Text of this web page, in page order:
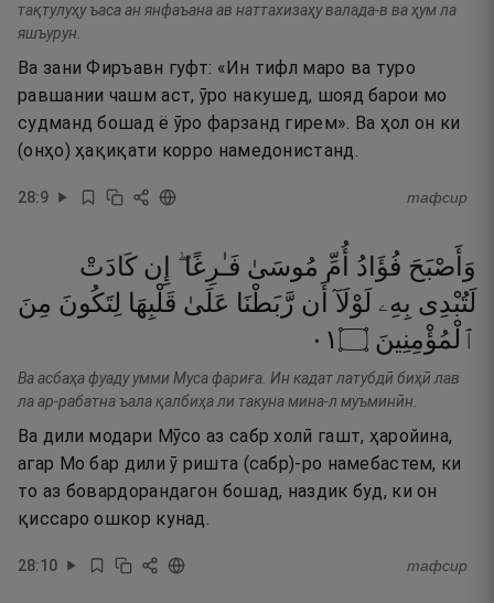
тақтулуҳу ъаса ан янфаъана ав наттахизаҳу валада-в ва ҳум ла
яшъурун.
Ва зани Фиръавн гуфт: «Ин тифл маро ва туро
равшании чашм аст, ӯро накушед, шояд барои мо
судманд бошад ё ӯро фарзанд гирем». Ва ҳол он ки
(онҳо) ҳақиқати корро намедонистанд.
28:9 тафсир
وَأَصْبَحَ فُؤَادُ أُمِّ مُوسَىٰ فَـٰرِغًا ۖ إِن كَادَتْ
لَتُبْدِى بِهِۦ لَوْلَآ أَن رَّبَطْنَا عَلَىٰ قَلْبِهَا لِتَكُونَ مِنَ
ٱلْمُؤْمِنِينَ ۝١٠
Ва асбаҳа фуаду умми Муса фариға. Ин кадат латубдӣ биҳӣ лав
ла ар-рабатна ъала қалбиҳа ли такуна мина-л муъминӣн.
Ва дили модари Мӯсо аз сабр холӣ гашт, ҳаройина,
агар Мо бар дили ӯ ришта (сабр)-ро намебастем, ки
то аз бовардорандагон бошад, наздик буд, ки он
қиссаро ошкор кунад.
28:10 тафсир